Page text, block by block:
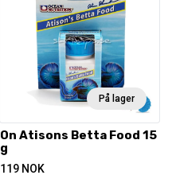
På lager
On Atisons Betta Food 15
g
119 NOK